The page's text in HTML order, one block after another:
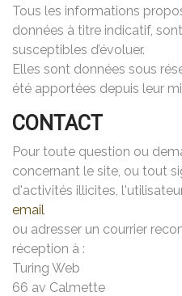
Tous les informations
données à titre indicatif,
susceptibles d’évoluer.
Elles sont données sous
été apportées depuis leur
CONTACT
Pour toute question ou
concernant le site, ou tout
d'activités illicites,
email
ou adresser un courrier
réception à :
Turing Web
66 av Calmette